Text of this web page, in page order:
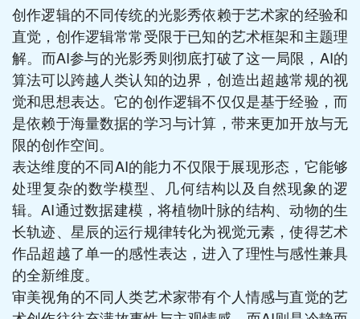
创作逻辑的不同传统的光影秀依赖于艺术家的经验和
直觉，创作逻辑常常受限于已知的艺术框架和主题理
解。而AI参与的光影秀则彻底打破了这一局限，AI的
算法可以跨越人类认知的边界，创造出超越常规的视
觉和思想表达。它的创作逻辑不仅仅是基于经验，而
是依赖于海量数据的学习与计算，带来更加开放与无
限的创作空间。
表达维度的不同AI的能力不仅限于展现形态，它能够
处理复杂的数学模型、几何结构以及自然现象的逻
辑。AI通过数据建模，将植物叶脉的结构、动物的生
长轨迹、星辰的运行规律转化为视觉元素，使得艺术
作品超越了单一的感性表达，进入了理性与感性兼具
的全新维度。
审美视角的不同人类艺术家带有个人情感与直觉的艺